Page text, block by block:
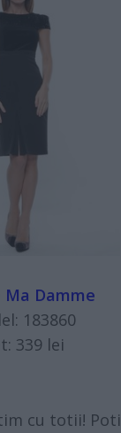
Ma Damme
183860
339 lei
cu totii! Poti